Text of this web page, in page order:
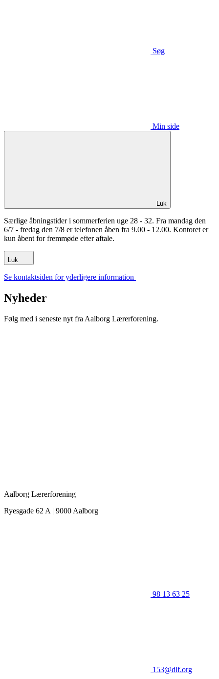
Søg
Min side
Luk
Særlige åbningstider i sommerferien uge 28 - 32. Fra mandag den
6/7 - fredag den 7/8 er telefonen åben fra 9.00 - 12.00. Kontoret er
kun åbent for fremmøde efter aftale.
Luk
Se kontaktsiden for yderligere information
Nyheder
Følg med i seneste nyt fra Aalborg Lærerforening.
Aalborg Lærerforening
Ryesgade 62 A | 9000 Aalborg
98 13 63 25
153@dlf.org